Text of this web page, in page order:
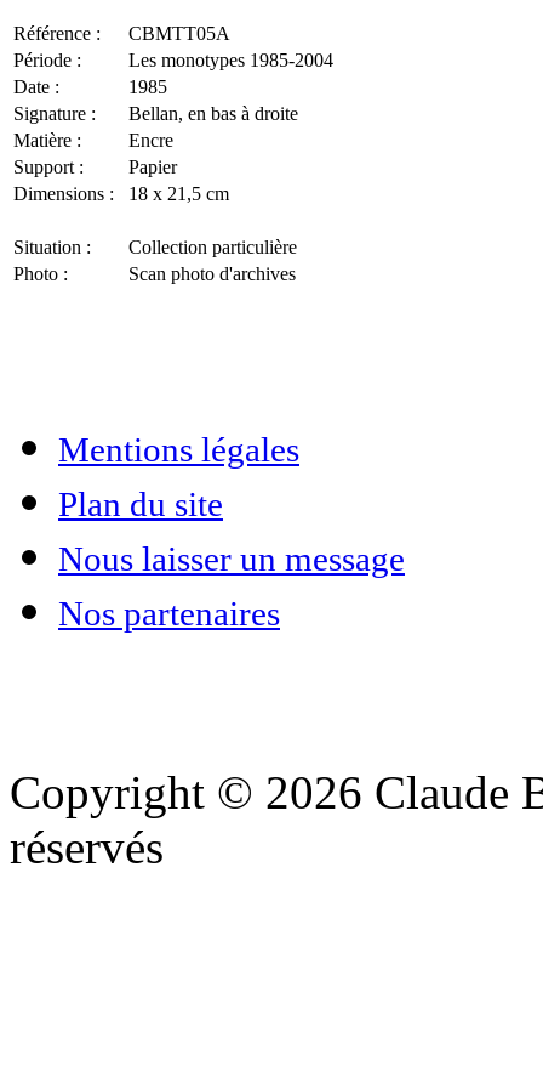
Référence :
CBMTT05A
Période :
Les monotypes 1985-2004
Date :
1985
Signature :
Bellan, en bas à droite
Matière :
Encre
Support :
Papier
Dimensions :
18 x 21,5 cm
Situation :
Collection particulière
Photo :
Scan photo d'archives
Mentions légales
Plan du site
Nous laisser un message
Nos partenaires
Copyright © 2026 Claude
réservés